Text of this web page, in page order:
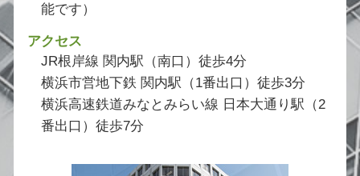
能です）
アクセス
JR根岸線 関内駅（南口）徒歩4分
横浜市営地下鉄 関内駅（1番出口）徒歩3分
横浜高速鉄道みなとみらい線 日本大通り駅（2
番出口）徒歩7分